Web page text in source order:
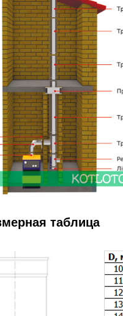
таблица